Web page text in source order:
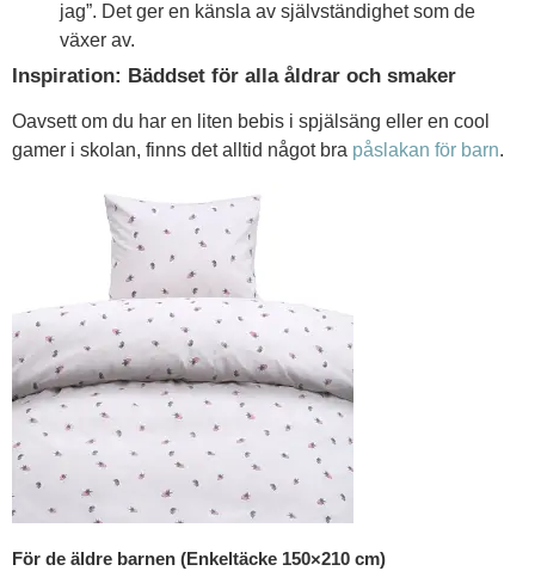
jag”. Det ger en känsla av självständighet som de
växer av.
Inspiration: Bäddset för alla åldrar och smaker
Oavsett om du har en liten bebis i spjälsäng eller en cool
gamer i skolan, finns det alltid något bra påslakan för barn.
För de äldre barnen (Enkeltäcke 150×210 cm)